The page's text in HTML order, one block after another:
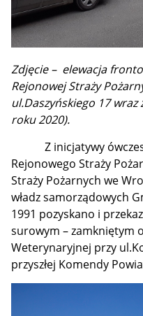
Zdjęcie – elewacja
Rejonowej Straży
ul.Daszyńskiego 17
roku 2020).
Z inicjatywy
Rejonowego Straży
Straży Pożarnych we
władz samorządowych
1991 pozyskano i
surowym – zamkniętym
Weterynaryjnej przy
przyszłej Komendy